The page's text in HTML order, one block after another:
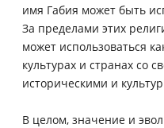
имя Габия может быть
За пределами этих
может использоваться
культурах и странах со
историческими и
В целом, значение и